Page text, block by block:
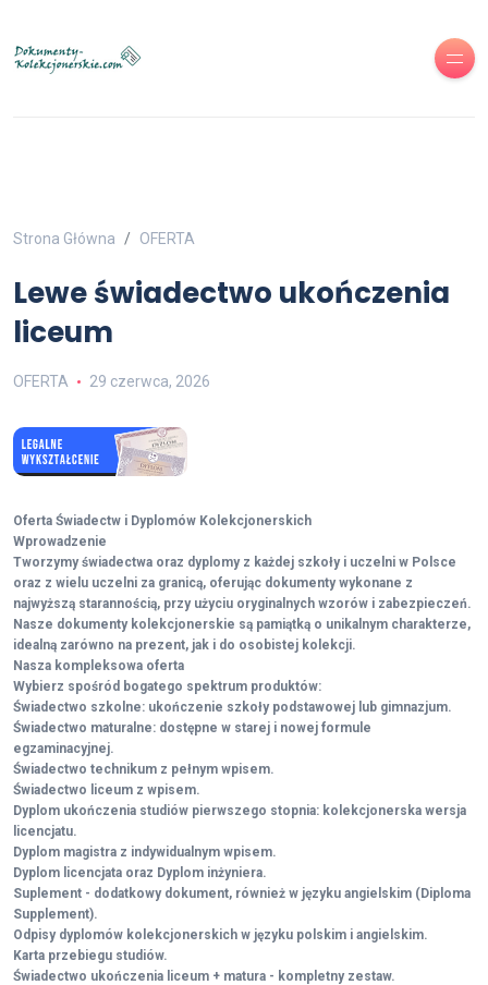
Strona Główna OFERTA
Lewe świadectwo ukończenia
liceum
OFERTA 29 czerwca, 2026
Oferta Świadectw i Dyplomów Kolekcjonerskich
Wprowadzenie
Tworzymy świadectwa oraz dyplomy z każdej szkoły i uczelni w Polsce
oraz z wielu uczelni za granicą, oferując dokumenty wykonane z
najwyższą starannością, przy użyciu oryginalnych wzorów i zabezpieczeń.
Nasze dokumenty kolekcjonerskie są pamiątką o unikalnym charakterze,
idealną zarówno na prezent, jak i do osobistej kolekcji.
Nasza kompleksowa oferta
Wybierz spośród bogatego spektrum produktów:
Świadectwo szkolne: ukończenie szkoły podstawowej lub gimnazjum.
Świadectwo maturalne: dostępne w starej i nowej formule
egzaminacyjnej.
Świadectwo technikum z pełnym wpisem.
Świadectwo liceum z wpisem.
Dyplom ukończenia studiów pierwszego stopnia: kolekcjonerska wersja
licencjatu.
Dyplom magistra z indywidualnym wpisem.
Dyplom licencjata oraz Dyplom inżyniera.
Suplement - dodatkowy dokument, również w języku angielskim (Diploma
Supplement).
Odpisy dyplomów kolekcjonerskich w języku polskim i angielskim.
Karta przebiegu studiów.
Świadectwo ukończenia liceum + matura - kompletny zestaw.